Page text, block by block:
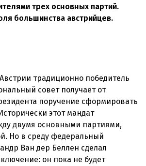
трех основных партий.
большинства австрийцев.
традиционно победитель
совет получает от
поручение сформировать
этот мандат
двумя основными партиями,
Но в среду федеральный
Ван дер Беллен сделал
он пока не будет